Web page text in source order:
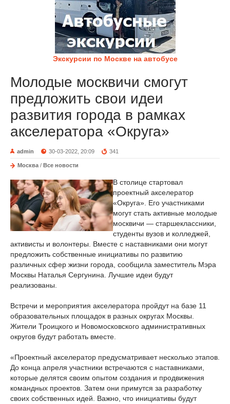
Экскурсии по Москве на автобусе
Молодые москвичи смогут
предложить свои идеи
развития города в рамках
акселератора «Округа»
admin 30-03-2022, 20:09 341
Москва / Все новости
В столице стартовал
проектный акселератор
«Округа». Его участниками
могут стать активные молодые
москвичи — старшеклассники,
студенты вузов и колледжей,
активисты и волонтеры. Вместе с наставниками они могут
предложить собственные инициативы по развитию
различных сфер жизни города, сообщила заместитель Мэра
Москвы Наталья Сергунина. Лучшие идеи будут
реализованы.
Встречи и мероприятия акселератора пройдут на базе 11
образовательных площадок в разных округах Москвы.
Жители Троицкого и Новомосковского административных
округов будут работать вместе.
«Проектный акселератор предусматривает несколько этапов.
До конца апреля участники встречаются с наставниками,
которые делятся своим опытом создания и продвижения
командных проектов. Затем они примутся за разработку
своих собственных идей. Важно, что инициативы будут